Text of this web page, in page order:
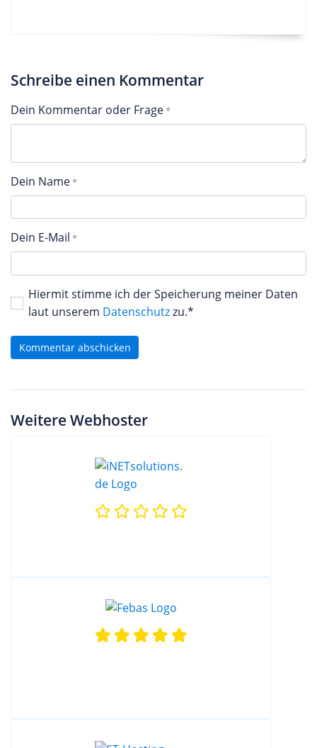
Schreibe einen Kommentar
Dein Kommentar oder Frage
Dein Name
Dein E-Mail
Hiermit stimme ich der Speicherung meiner Daten
laut unserem Datenschutzzu.*
Kommentar abschicken
Weitere Webhoster